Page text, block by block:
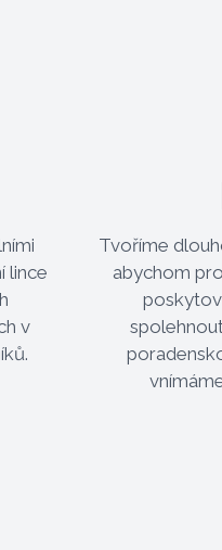
lince
v
Tvoříme
abychom